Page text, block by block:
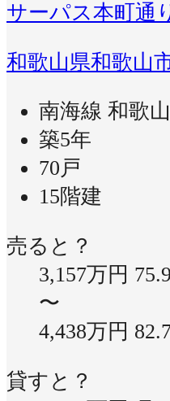
サーパス本町通
和歌山県和歌山
南海線 和歌
築5年
70戸
15階建
売ると？
3,157万円
〜
4,438万円
貸すと？